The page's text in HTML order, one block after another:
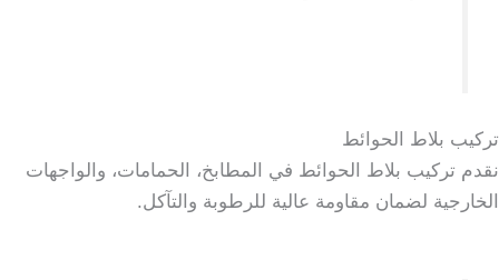
تركيب بلاط الحوائط
نقدم تركيب بلاط الحوائط في المطابخ، الحمامات، والواجهات
الخارجية لضمان مقاومة عالية للرطوبة والتآكل.